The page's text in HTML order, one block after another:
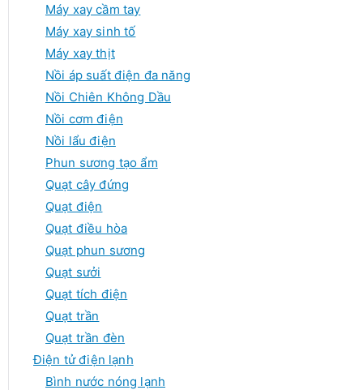
Máy xay cầm tay
Máy xay sinh tố
Máy xay thịt
Nồi áp suất điện đa năng
Nồi Chiên Không Dầu
Nồi cơm điện
Nồi lẩu điện
Phun sương tạo ẩm
Quạt cây đứng
Quạt điện
Quạt điều hòa
Quạt phun sương
Quạt sưởi
Quạt tích điện
Quạt trần
Quạt trần đèn
Điện tử điện lạnh
Bình nước nóng lạnh